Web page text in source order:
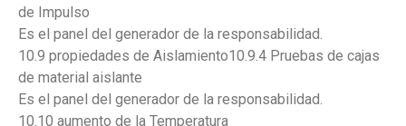
de Impulso
Es el panel del generador de la responsabilidad.
10.9 propiedades de Aislamiento10.9.4 Pruebas de cajas
de material aislante
Es el panel del generador de la responsabilidad.
10.10 aumento de la Temperatura